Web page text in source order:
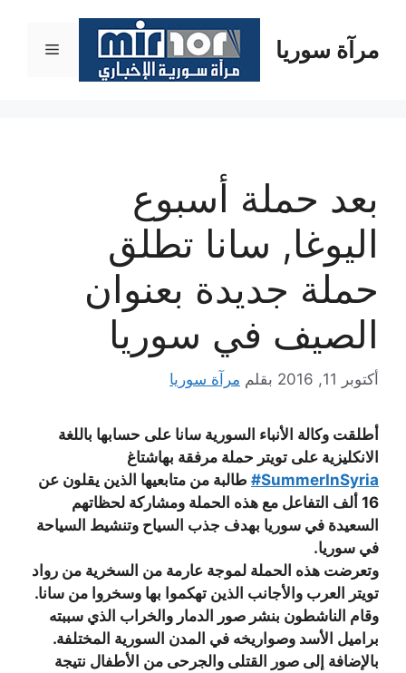
المحتوىمرآة سوريا القائمة
بعد حملة أسبوع
اليوغا, سانا تطلق
حملة جديدة بعنوان
الصيف في سوريا
أكتوبر 11, 2016 بقلم مرآة سوريا
أطلقت وكالة الأنباء السورية سانا على حسابها باللغة
الانكليزية على تويتر حملة مرفقة بهاشتاغ
‪#‎SummerInSyria‬ طالبة من متابعيها الذين يقلون عن
16 ألف التفاعل مع هذه الحملة ومشاركة لحظاتهم
السعيدة في سوريا بهدف جذب السياح وتنشيط السياحة
في سوريا.
وتعرضت هذه الحملة لموجة عارمة من السخرية من رواد
تويتر العرب والأجانب الذين تهكموا بها وسخروا من سانا.
وقام الناشطون بنشر صور الدمار والخراب الذي سببته
براميل الأسد وصواريخه في المدن السورية المختلفة.
بالإضافة إلى صور القتلى والجرحى من الأطفال نتيجة